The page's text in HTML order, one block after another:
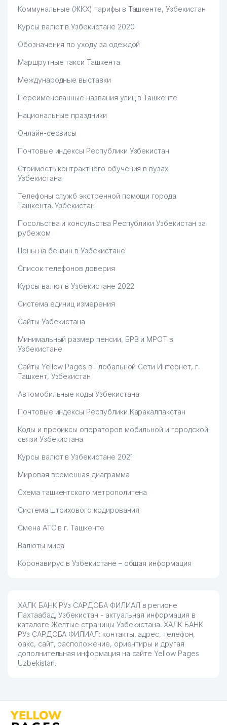
Коммунальные (ЖКХ) тарифы в Ташкенте, Узбекистан
Курсы валют в Узбекистане 2020
Обозначения по уходу за одеждой
Маршрутные такси Ташкента
Международные выставки
Переименованные названия улиц в Ташкенте
Национальные праздники
Онлайн-сервисы
Почтовые индексы Республики Узбекистан
Стоимость контрактного обучения в вузах
Узбекистана
Телефоны служб экстренной помощи города
Ташкента, Узбекистан
Посольства и консульства Республики Узбекистан за
рубежом
Цены на бензин в Узбекистане
Список телефонов доверия
Курсы валют в Узбекистане 2022
Система единиц измерения
Сайты Узбекистана
Минимальный размер пенсии, БРВ и МРОТ в
Узбекистане
Сайты Yellow Pages в Глобальной Сети Интернет, г.
Ташкент, Узбекистан
Автомобильные коды Узбекистана
Почтовые индексы Республики Каракалпакстан
Коды и префиксы операторов мобильной и городской
связи Узбекистана
Курсы валют в Узбекистане 2021
Мировая временная диаграмма
Схема ташкентского метрополитена
Система штрихового кодирования
Смена АТС в г. Ташкенте
Валюты мира
Коронавирус в Узбекистане – общая информация
ХАЛК БАНК РУз САРДОБА ФИЛИАЛ в регионе
Пахтаабад, Узбекистан - актуальная информация в
каталоге Желтые страницы Узбекистана. ХАЛК БАНК
РУз САРДОБА ФИЛИАЛ: контакты, адрес, телефон,
факс, сайт, расположение, ориентиры и другая
дополнительная информация на сайте Yellow Pages
Uzbekistan.